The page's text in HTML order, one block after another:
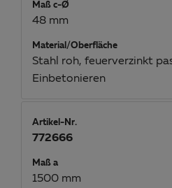
Maß c-Ø
48 mm
Material/Oberfläche
Stahl roh, feuerverzinkt
Einbetonieren
Artikel-Nr.
772666
Maß a
1500 mm